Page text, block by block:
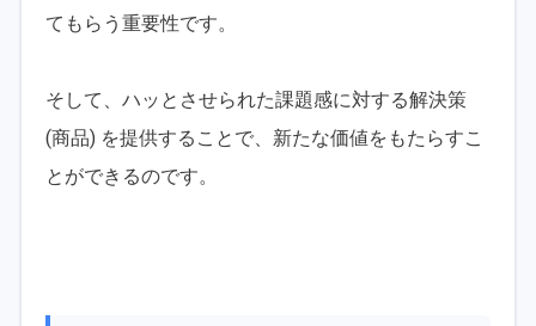
てもらう重要性です。
そして、ハッとさせられた課題感に対する解決策
(商品) を提供することで、新たな価値をもたらすこ
とができるのです。